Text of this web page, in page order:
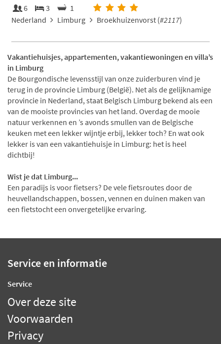
6 3
1
Nederland
Limburg Broekhuizenvorst (#2117)
Vakantiehuisjes, appartementen, vakantiewoningen en villa’s
in Limburg
De Bourgondische levensstijl van onze zuiderburen vind je
terug in de provincie Limburg (België). Net als de gelijknamige
provincie in Nederland, staat Belgisch Limburg bekend als een
van de mooiste provincies van het land. Overdag de mooie
natuur verkennen en ’s avonds smullen van de Belgische
keuken met een lekker wijntje erbij, lekker toch? En wat ook
lekker is van een vakantiehuisje in Limburg: het is heel
dichtbij!
Wist je dat Limburg...
Een paradijs is voor fietsers? De vele fietsroutes door de
heuvellandschappen, bossen, vennen en duinen maken van
een fietstocht een onvergetelijke ervaring.
Service en informatie
Service
Over deze site
Voorwaarden
Privacy